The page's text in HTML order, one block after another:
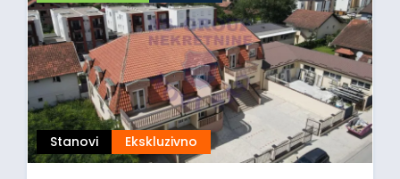
Stanovi Ekskluzivno